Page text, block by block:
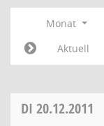
Monat
Aktuell
DI 20.12.2011